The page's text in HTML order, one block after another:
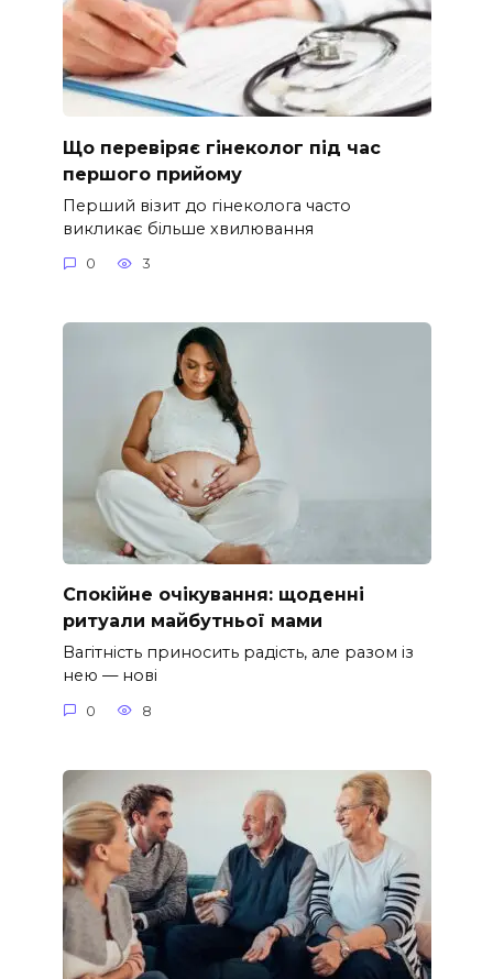
Що перевіряє гінеколог під час
першого прийому
Перший візит до гінеколога часто
викликає більше хвилювання
0 3
Спокійне очікування: щоденні
ритуали майбутньої мами
Вагітність приносить радість, але разом із
нею — нові
0 8